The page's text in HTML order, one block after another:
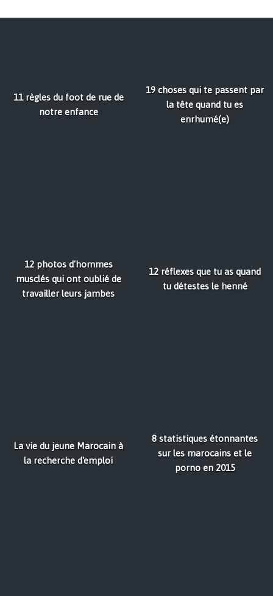
11 règles du foot de rue de
notre enfance
19 choses qui te passent par
la tête quand tu es
enrhumé(e)
12 photos d'hommes
musclés qui ont oublié de
travailler leurs jambes
12 réflexes que tu as quand
tu détestes le henné
La vie du jeune Marocain à
la recherche d'emploi
8 statistiques étonnantes
sur les marocains et le
porno en 2015